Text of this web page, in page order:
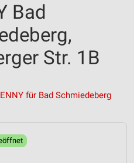
Bad
Str. 1B
für Bad Schmiedeberg